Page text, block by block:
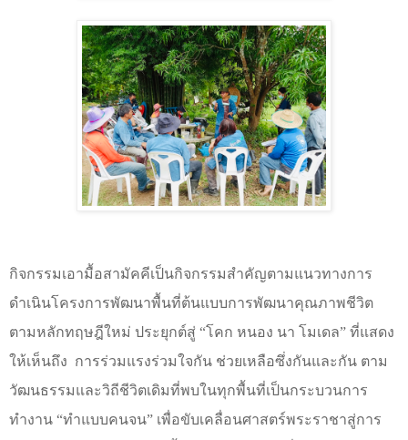
กิจกรรมเอามื้อสามัคคีเป็นกิจกรรมสำคัญตามแนวทางการ
ดำเนินโครงการพัฒนาพื้นที่ต้นแบบการพัฒนาคุณภาพชีวิต
ตามหลักทฤษฎีใหม่ ประยุกต์สู่ “โคก หนอง นา โมเดล” ที่แสดง
ให้เห็นถึง การร่วมแรงร่วมใจกัน ช่วยเหลือซึ่งกันและกัน ตาม
วัฒนธรรมและวิถีชีวิตเดิมที่พบในทุกพื้นที่เป็นกระบวนการ
ทำงาน “ทำแบบคนจน” เพื่อขับเคลื่อนศาสตร์พระราชาสู่การ